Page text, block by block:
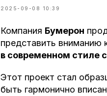
2025-09-08 10:39
Компания Бумерон
представить вниманию
в современном стиле
Этот проект стал
быть гармонично